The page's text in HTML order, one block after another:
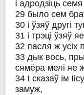
і адродзіць
29 было сем
30 і ўзяў другі
31 і трэці ўзяў
32 пасля ж усіх
33 дык вось,
сямёра мелі яе
34 І сказаў ім
замуж,